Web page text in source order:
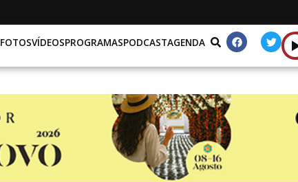
FOTOSVÍDEOSPROGRAMASPODCASTAGENDA